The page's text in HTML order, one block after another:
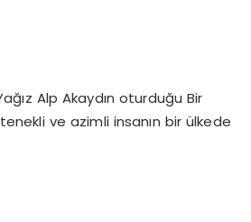
Alp Akaydın oturduğu Bir
ve azimli insanın bir ülkede